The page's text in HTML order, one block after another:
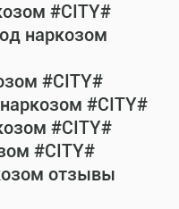
#CITY#
наркозом
#CITY#
#CITY#
#CITY#
#CITY#
отзывы